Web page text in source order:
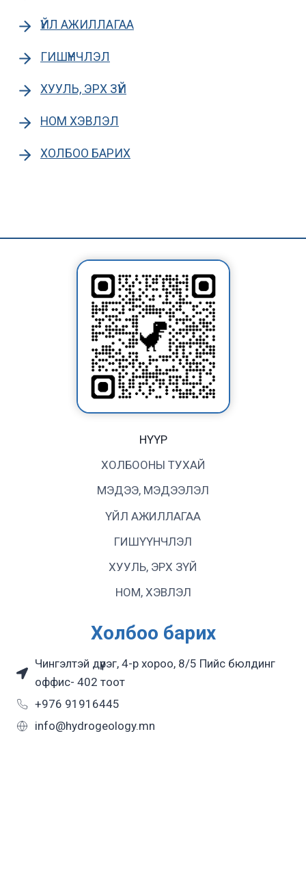
ҮЙЛ АЖИЛЛАГАА
ГИШҮҮНЧЛЭЛ
ХУУЛЬ, ЭРХ ЗҮЙ
НОМ ХЭВЛЭЛ
ХОЛБОО БАРИХ
НҮҮР
ХОЛБООНЫ ТУХАЙ
МЭДЭЭ, МЭДЭЭЛЭЛ
ҮЙЛ АЖИЛЛАГАА
ГИШҮҮНЧЛЭЛ
ХУУЛЬ, ЭРХ ЗҮЙ
НОМ, ХЭВЛЭЛ
Холбоо барих
Чингэлтэй дүүрэг, 4-р хороо, 8/5 Пийс бюлдинг
оффис- 402 тоот
+976 91916445
info@hydrogeology.mn